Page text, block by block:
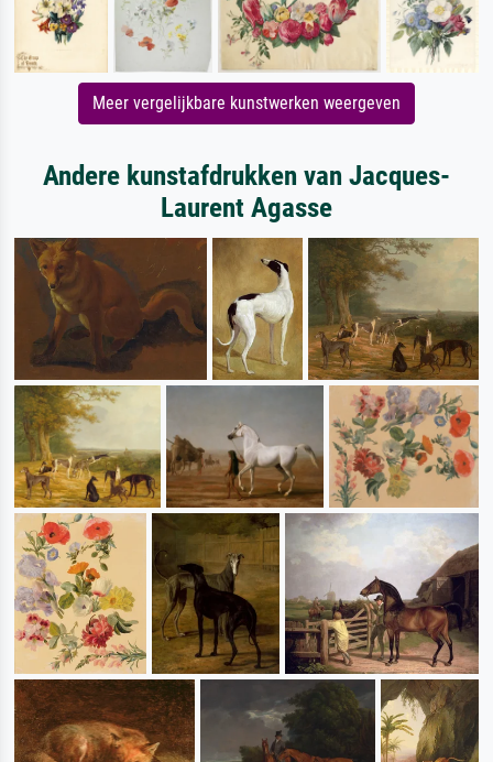
Meer vergelijkbare kunstwerken weergeven
Andere kunstafdrukken van Jacques-
Laurent Agasse